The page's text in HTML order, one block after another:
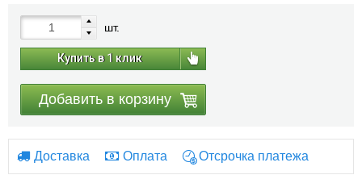
шт.
Купить в 1 клик
Добавить в корзину
Доставка Оплата Отсрочка платежа